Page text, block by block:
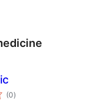
(0αξιολογήσεις
σύνολο
)